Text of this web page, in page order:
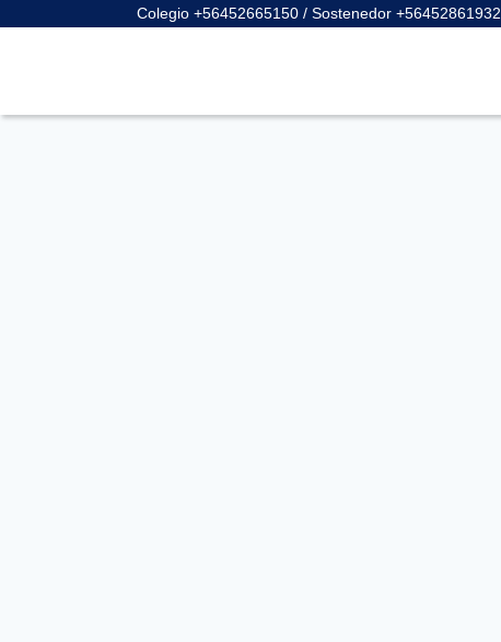
Colegio +56452665150 / Sostenedor +56452861932